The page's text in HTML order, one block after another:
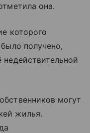
она.
которого
получено,
недействительной
могут
жилья.